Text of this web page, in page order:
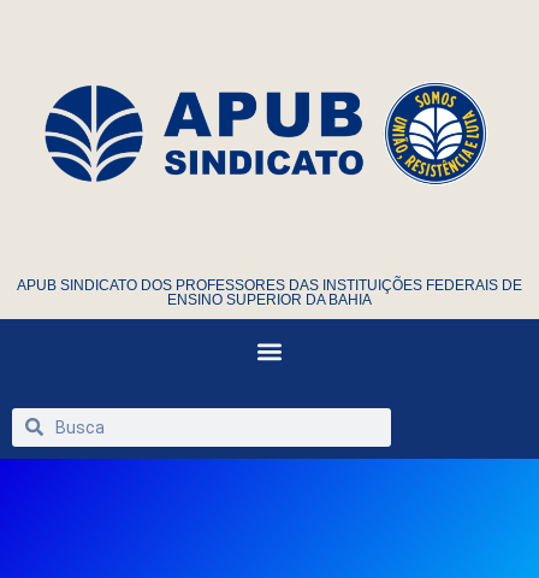
APUB SINDICATO DOS PROFESSORES DAS INSTITUIÇÕES FEDERAIS DE
ENSINO SUPERIOR DA BAHIA